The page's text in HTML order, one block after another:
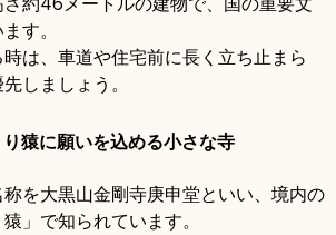
す。
は、車道や住宅前に長く立ち止まら
しましょう。
猿に願いを込める小さな寺
を大黒山金剛寺庚申堂といい、境内の
」で知られています。